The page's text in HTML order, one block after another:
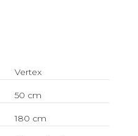
Vertex
50 cm
180 cm